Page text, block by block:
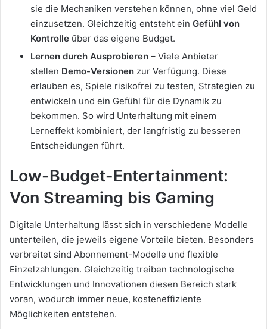
sie die Mechaniken verstehen können, ohne viel Geld
einzusetzen. Gleichzeitig entsteht ein Gefühl von
Kontrolle über das eigene Budget.
Lernen durch Ausprobieren – Viele Anbieter
stellen Demo-Versionen zur Verfügung. Diese
erlauben es, Spiele risikofrei zu testen, Strategien zu
entwickeln und ein Gefühl für die Dynamik zu
bekommen. So wird Unterhaltung mit einem
Lerneffekt kombiniert, der langfristig zu besseren
Entscheidungen führt.
Low-Budget-Entertainment:
Von Streaming bis Gaming
Digitale Unterhaltung lässt sich in verschiedene Modelle
unterteilen, die jeweils eigene Vorteile bieten. Besonders
verbreitet sind Abonnement-Modelle und flexible
Einzelzahlungen. Gleichzeitig treiben technologische
Entwicklungen und Innovationen diesen Bereich stark
voran, wodurch immer neue, kosteneffiziente
Möglichkeiten entstehen.